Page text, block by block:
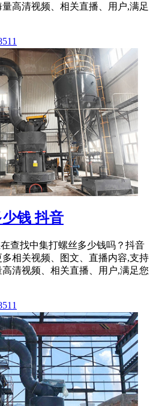
高清视频、相关直播、用户,满足
钱 抖音
查找中集打螺丝多少钱吗？抖音
相关视频、图文、直播内容,支持
清视频、相关直播、用户,满足您